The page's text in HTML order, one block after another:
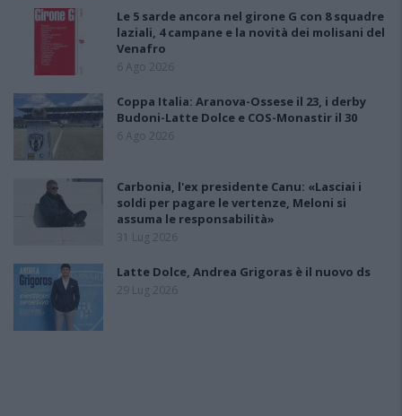
Le 5 sarde ancora nel girone G con 8 squadre
laziali, 4 campane e la novità dei molisani del
Venafro
6 Ago 2026
Coppa Italia: Aranova-Ossese il 23, i derby
Budoni-Latte Dolce e COS-Monastir il 30
6 Ago 2026
Carbonia, l'ex presidente Canu: «Lasciai i
soldi per pagare le vertenze, Meloni si
assuma le responsabilità»
31 Lug 2026
Latte Dolce, Andrea Grigoras è il nuovo ds
29 Lug 2026